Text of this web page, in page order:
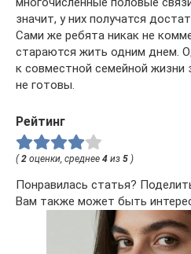
значит, у них получатся
Сами же ребята никак не
стараются жить одним днем.
к совместной семейной жизни
не готовы.
Рейтинг
(2 оценки, среднее 4 из 5 )
Понравилась статья?
Вам также может быть